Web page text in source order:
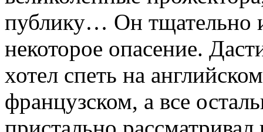
публику… Он тщательно
некоторое опасение.
хотел спеть на
французском, а все